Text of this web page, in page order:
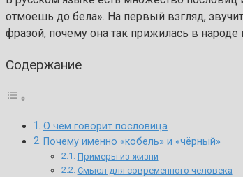
отмоешь до бела». На первый взгляд,
фразой, почему она так прижилась в
Содержание
О чём говорит пословица
Почему именно «кобель» и «чёрный»
Примеры из жизни
Смысл для современного человека